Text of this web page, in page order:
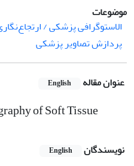
موضوعات
الاستوگرافی پزشکی /
پردازش تصاویر پزشکی
عنوان مقاله English
of Soft Tissue
نویسندگان English